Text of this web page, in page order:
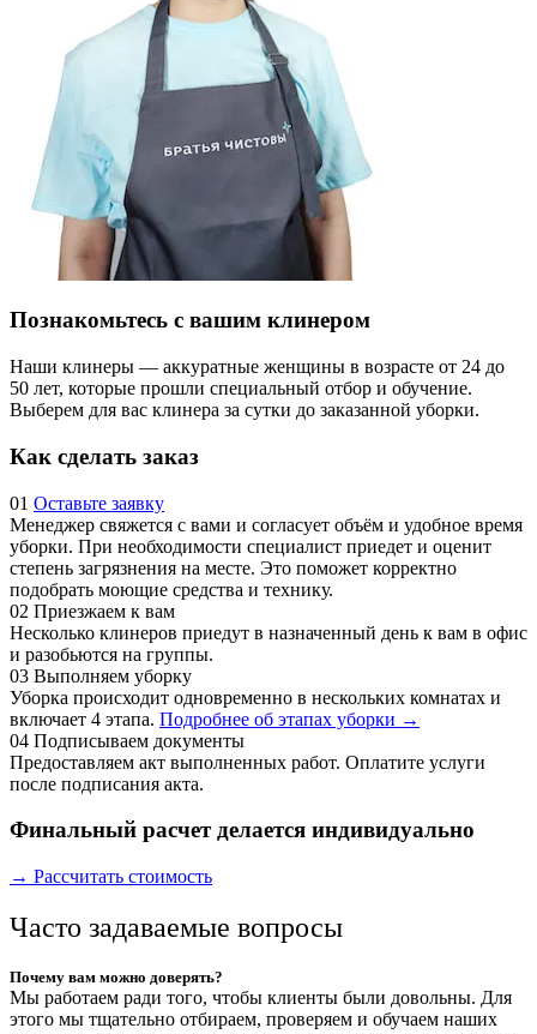
Познакомьтесь с вашим клинером
Наши клинеры — аккуратные женщины в возрасте от 24 до
50 лет, которые прошли специальный отбор и обучение.
Выберем для вас клинера за сутки до заказанной уборки.
Как сделать заказ
01 Оставьте заявку
Менеджер свяжется с вами и согласует объём и удобное время
уборки. При необходимости специалист приедет и оценит
степень загрязнения на месте. Это поможет корректно
подобрать моющие средства и технику.
02 Приезжаем к вам
Несколько клинеров приедут в назначенный день к вам в офис
и разобьются на группы.
03 Выполняем уборку
Уборка происходит одновременно в нескольких комнатах и
включает 4 этапа. Подробнее об этапах уборки →
04 Подписываем документы
Предоставляем акт выполненных работ. Оплатите услуги
после подписания акта.
Финальный расчет делается индивидуально
→ Рассчитать стоимость
Часто задаваемые вопросы
Почему вам можно доверять?
Мы работаем ради того, чтобы клиенты были довольны. Для
этого мы тщательно отбираем, проверяем и обучаем наших